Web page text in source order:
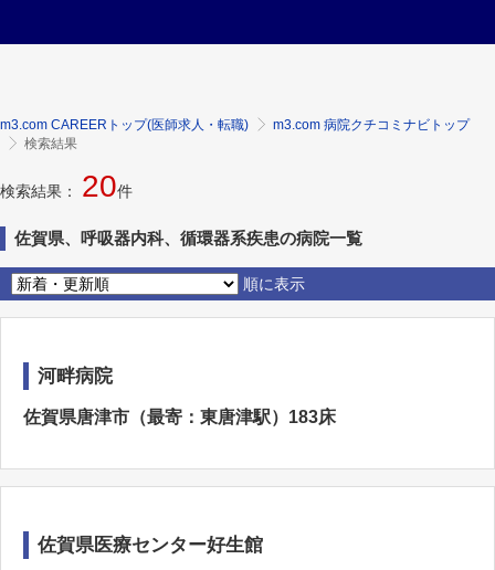
m3.com CAREERトップ(医師求人・転職)
m3.com 病院クチコミナビトップ
検索結果
検索結果： 20件
佐賀県、呼吸器内科、循環器系疾患の病院一覧
順に表示
河畔病院
佐賀県唐津市（最寄：東唐津駅）183床
佐賀県医療センター好生館